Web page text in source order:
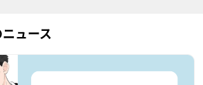
ュース